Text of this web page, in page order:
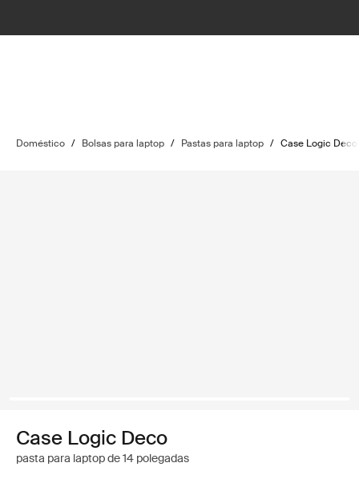
Doméstico / Bolsas para laptop / Pastas para laptop / Case Logic Deco
Case Logic Deco
pasta para laptop de 14 polegadas